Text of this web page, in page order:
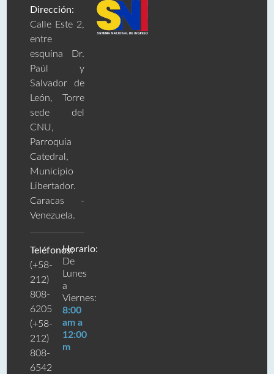
Dirección:
Calle Este 2,
entre
esquina Dr.
Paúl y
Salvador de
León, Torre
sede del
CNU,
Parroquia
Catedral,
Municipio
Libertador.
Caracas -
Venezuela.
Teléfonos:
(+58-
212)
808-
6205
(+58-
212)
808-
6542
Horario:
De
Lunes
a
Viernes:
8:00
am a
12:00
m